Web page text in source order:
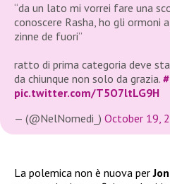
“da un lato mi vorrei fare una
conoscere Rasha, ho gli ormoni
zinne de fuori”
ratto di prima categoria deve
da chiunque non solo da grazia.
pic.twitter.com/T5O7ltLG9H
— (@NelNomedi_) October 19,
La polemica non è nuova per